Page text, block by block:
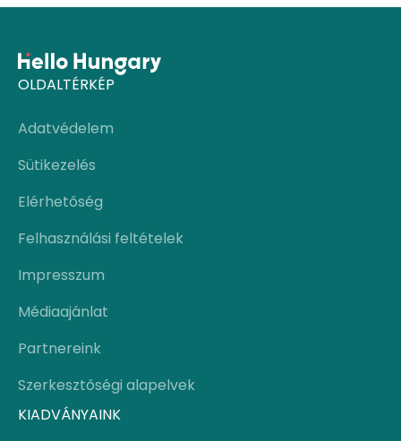
OLDALTÉRKÉP
Adatvédelem
Sütikezelés
Elérhetőség
Felhasználási feltételek
Impresszum
Médiaajánlat
Partnereink
Szerkesztőségi alapelvek
KIADVÁNYAINK